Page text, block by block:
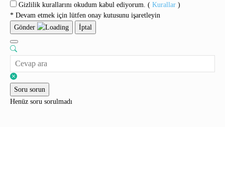
Gizlilik kurallarını okudum kabul ediyorum. ( Kurallar )
* Devam etmek için lütfen onay kutusunu işaretleyin
Gönder
İptal
Soru sorun
Henüz soru sorulmadı